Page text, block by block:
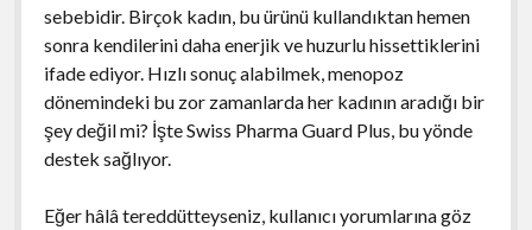
sebebidir. Birçok kadın, bu ürünü kullandıktan hemen
sonra kendilerini daha enerjik ve huzurlu hissettiklerini
ifade ediyor. Hızlı sonuç alabilmek, menopoz
dönemindeki bu zor zamanlarda her kadının aradığı bir
şey değil mi? İşte Swiss Pharma Guard Plus, bu yönde
destek sağlıyor.
Eğer hâlâ tereddütteyseniz, kullanıcı yorumlarına göz